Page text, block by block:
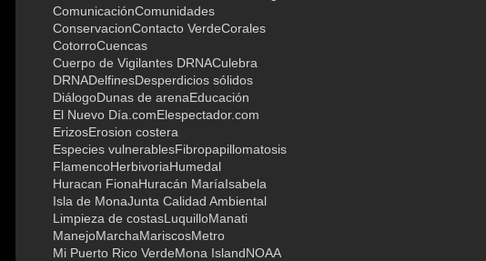
ComunicaciónComunidades
ConservacionContacto VerdeCorales
CotorroCuencas
Cuerpo de Vigilantes DRNACulebra
DRNADelfinesDesperdicios sólidos
DiálogoDunas de arenaEducación
El Nuevo Día.comElespectador.com
ErizosErosion costera
Especies vulnerablesFibropapillomatosis
FlamencoHerbivoriaHumedal
Huracan FionaHuracán MaríaIsabela
Isla de MonaJunta Calidad Ambiental
Limpieza de costasLuquilloManati
ManejoMarchaMariscosMetro
Mi Puerto Rico VerdeMona IslandNOAA